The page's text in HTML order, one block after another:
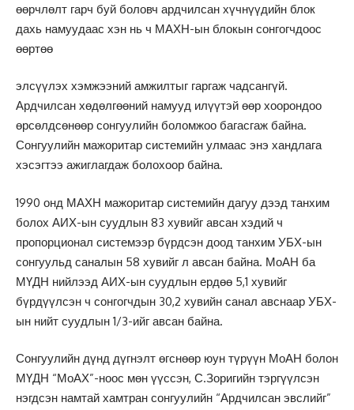
өөрчлөлт гарч буй боловч ардчилсан хүчнүүдийн блок
дахь намуудаас хэн нь ч МАХН-ын блокын сонгогчдоос
өөртөө
элсүүлэх хэмжээний амжилтыг гаргаж чадсангүй.
Ардчилсан хөдөлгөөний намууд илүүтэй өөр хоорондоо
өрсөлдсөнөөр сонгуулийн боломжоо багасгаж байна.
Сонгуулийн мажоритар системийн улмаас энэ хандлага
хэсэгтээ ажиглагдаж болохоор байна.
1990 онд МАХН мажоритар системийн дагуу дээд танхим
болох АИХ-ын суудлын 83 хувийг авсан хэдий ч
пропорционал системээр бүрдсэн доод танхим УБХ-ын
сонгуульд саналын 58 хувийг л авсан байна. МоАН ба
МҮДН нийлээд АИХ-ын суудлын ердөө 5,1 хувийг
бүрдүүлсэн ч сонгогчдын 30,2 хувийн санал авснаар УБХ-
ын нийт суудлын 1/3-ийг авсан байна.
Сонгуулийн дүнд дүгнэлт өгснөөр юун түрүүн МоАН болон
МҮДН “МоАХ”-ноос мөн үүссэн, С.Зоригийн тэргүүлсэн
нэгдсэн намтай хамтран сонгуулийн “Ардчилсан эвслийг”